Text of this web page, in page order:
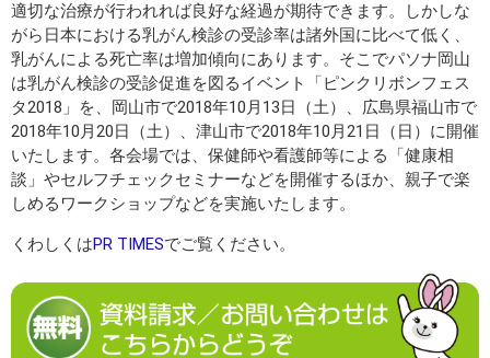
適切な治療が行われれば良好な経過が期待できます。しかしな
がら日本における乳がん検診の受診率は諸外国に比べて低く、
乳がんによる死亡率は増加傾向にあります。そこでパソナ岡山
は乳がん検診の受診促進を図るイベント「ピンクリボンフェス
タ2018」を、岡山市で2018年10月13日（土）、広島県福山市で
2018年10月20日（土）、津山市で2018年10月21日（日）に開催
いたします。各会場では、保健師や看護師等による「健康相
談」やセルフチェックセミナーなどを開催するほか、親子で楽
しめるワークショップなどを実施いたします。
くわしくはPR TIMESでご覧ください。